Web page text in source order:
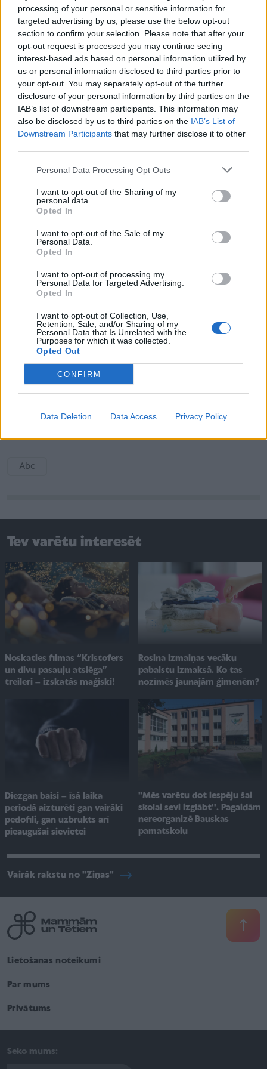
processing of your personal or sensitive information for
targeted advertising by us, please use the below opt-out
section to confirm your selection. Please note that after your
opt-out request is processed you may continue seeing
interest-based ads based on personal information utilized by
us or personal information disclosed to third parties prior to
your opt-out. You may separately opt-out of the further
disclosure of your personal information by third parties on the
IAB’s list of downstream participants. This information may
also be disclosed by us to third parties on the IAB’s List of
Downstream Participants that may further disclose it to other
Personal Data Processing Opt Outs
I want to opt-out of the Sharing of my
personal data.
Opted In
I want to opt-out of the Sale of my
Personal Data.
Opted In
I want to opt-out of processing my
Personal Data for Targeted Advertising.
Opted In
I want to opt-out of Collection, Use,
Retention, Sale, and/or Sharing of my
Personal Data that Is Unrelated with the
Purposes for which it was collected.
Opted Out
CONFIRM
Data Deletion Data Access Privacy Policy
Un kas zināms par Laines vecākiem? Kāpēc tik mīļā
un gādīgā Līvtante izvairīgi klusē?
Uz šiem jautājumiem atbildes sniedz Annas
Skaidrītes Gailītes jaunais romāns „Vienā dienā – visa
dzīve”, kurā atkal satiksim iemīļotos varoņus.
Lasītākais
No somiem aizgūta recepte – marinēti gurķīši bez
Bīstamie mīti par bērnu valodu, kas vecākiem
atņem dārgo laiku – skaidro audiologopēde
Kas īsti vainīgs pie tā, ka Rīgas Dzemdību namā
Cena grāmatu veikalos 8,99 Ls.
izdotajām grāmatām lasiwww.zvaigzne.lv
Abc
Tev varētu interesēt
Noskaties filmas “Kristofers
un divu pasauļu atslēga”
treileri – izskatās maģiski!
Rosina izmaiņas vecāku
pabalstu izmaksā. Ko tas
nozīmēs jaunajām ģimenēm?
Diezgan baisi – īsā laika
periodā aizturēti gan vairāki
pedofili, gan uzbrukts arī
pieaugušai sievietei
"Mēs varētu dot iespēju šai
skolai sevi izglābt''. Pagaidām
nereorganizē Bauskas
pamatskolu
Vairāk rakstu no "Ziņas"
Lietošanas noteikumi
Par mums
Privātums
Seko mums: